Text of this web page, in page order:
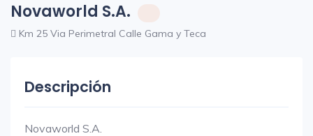
Novaworld S.A.
Km 25 Via Perimetral Calle Gama y Teca
Descripción
Novaworld S.A.